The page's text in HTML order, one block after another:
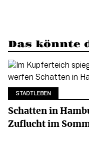
Das könnte
STADTLEBEN
Schatten in
Zuflucht im